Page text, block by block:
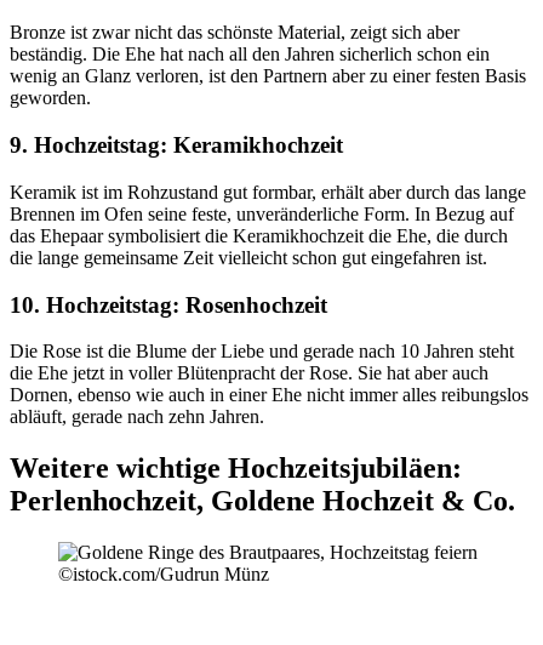
Bronze ist zwar nicht das schönste Material, zeigt sich aber
beständig. Die Ehe hat nach all den Jahren sicherlich schon ein
wenig an Glanz verloren, ist den Partnern aber zu einer festen Basis
geworden.
9. Hochzeitstag: Keramikhochzeit
Keramik ist im Rohzustand gut formbar, erhält aber durch das lange
Brennen im Ofen seine feste, unveränderliche Form. In Bezug auf
das Ehepaar symbolisiert die Keramikhochzeit die Ehe, die durch
die lange gemeinsame Zeit vielleicht schon gut eingefahren ist.
10. Hochzeitstag: Rosenhochzeit
Die Rose ist die Blume der Liebe und gerade nach 10 Jahren steht
die Ehe jetzt in voller Blütenpracht der Rose. Sie hat aber auch
Dornen, ebenso wie auch in einer Ehe nicht immer alles reibungslos
abläuft, gerade nach zehn Jahren.
Weitere wichtige Hochzeitsjubiläen:
Perlenhochzeit, Goldene Hochzeit & Co.
©istock.com/Gudrun Münz